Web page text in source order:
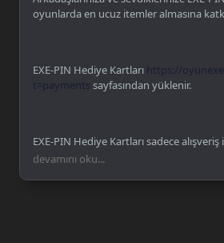
oyunlarda en ucuz itemler almasına
EXE-PIN Hediye Kartları https://
t=payments sayfasından yüklenir.
EXE-PIN Hediye Kartları sadece alışveriş
Herhangi bir alışveriş alt limiti yoktur.
devamını oku...